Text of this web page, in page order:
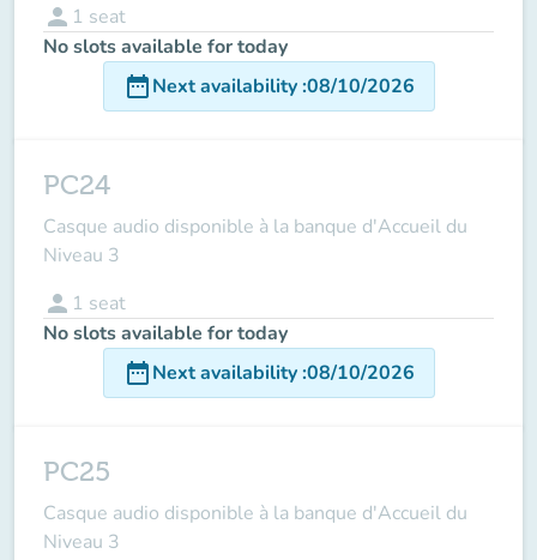
person 1 seat
No slots available for today
date_rangeNext availability:08/10/2026
PC24
Casque audio disponible à la banque d'Accueil du
Niveau 3
person 1 seat
No slots available for today
date_rangeNext availability:08/10/2026
PC25
Casque audio disponible à la banque d'Accueil du
Niveau 3